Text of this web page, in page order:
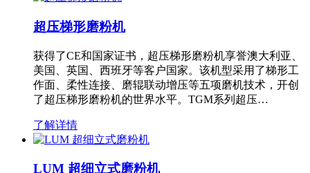
超压梯形磨粉机
获得了CE和国家证书，超压梯形磨粉机享誉澳大利亚、
美国、英国、西班牙等客户国家。该机型采用了梯形工
作面、柔性连接、磨辊联动增压等五项磨机技术，开创
了超压梯形磨粉机的世界水平。TGM系列超压…
了解详情
LUM 超细立式磨粉机